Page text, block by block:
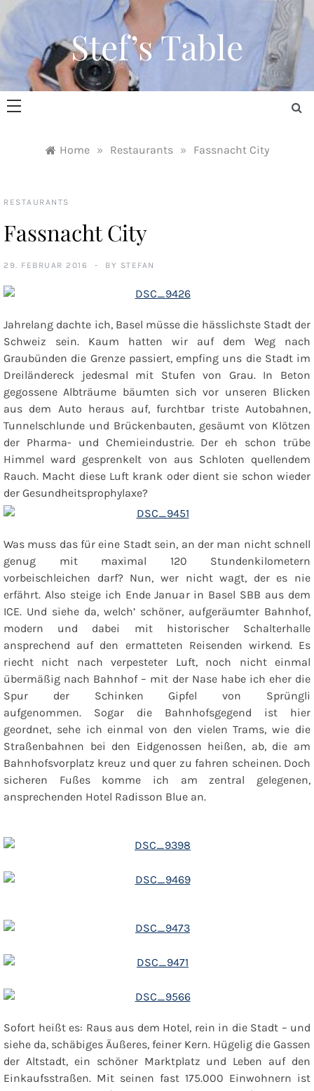
Skip
content
Stef’s Table
Home » Restaurants » Fassnacht City
RESTAURANTS
Fassnacht City
29. FEBRUAR 2016 BY STEFAN
Jahrelang dachte ich, Basel müsse die hässlichste Stadt der
Schweiz sein. Kaum hatten wir auf dem Weg nach
Graubünden die Grenze passiert, empfing uns die Stadt im
Dreiländereck jedesmal mit Stufen von Grau. In Beton
gegossene Albträume bäumten sich vor unseren Blicken
aus dem Auto heraus auf, furchtbar triste Autobahnen,
Tunnelschlunde und Brückenbauten, gesäumt von Klötzen
der Pharma- und Chemieindustrie. Der eh schon trübe
Himmel ward gesprenkelt von aus Schloten quellendem
Rauch. Macht diese Luft krank oder dient sie schon wieder
der Gesundheitsprophylaxe?
Was muss das für eine Stadt sein, an der man nicht schnell
genug mit maximal 120 Stundenkilometern
vorbeischleichen darf? Nun, wer nicht wagt, der es nie
erfährt. Also steige ich Ende Januar in Basel SBB aus dem
ICE. Und siehe da, welch’ schöner, aufgeräumter Bahnhof,
modern und dabei mit historischer Schalterhalle
ansprechend auf den ermatteten Reisenden wirkend. Es
riecht nicht nach verpesteter Luft, noch nicht einmal
übermäßig nach Bahnhof – mit der Nase habe ich eher die
Spur der Schinken Gipfel von Sprüngli
aufgenommen. Sogar die Bahnhofsgegend ist hier
geordnet, sehe ich einmal von den vielen Trams, wie die
Straßenbahnen bei den Eidgenossen heißen, ab, die am
Bahnhofsvorplatz kreuz und quer zu fahren scheinen. Doch
sicheren Fußes komme ich am zentral gelegenen,
ansprechenden Hotel Radisson Blue an.
Sofort heißt es: Raus aus dem Hotel, rein in die Stadt – und
siehe da, schäbiges Äußeres, feiner Kern. Hügelig die Gassen
der Altstadt, ein schöner Marktplatz und Leben auf den
Einkaufsstraßen. Mit seinen fast 175.000 Einwohnern ist